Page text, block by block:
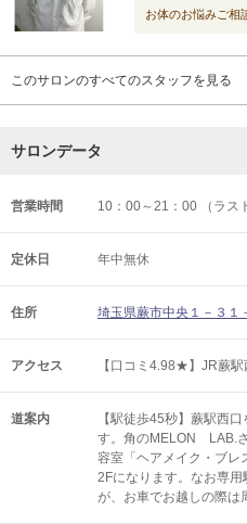
お体のお悩みご相
このサロンのすべてのスタッフを見る
サロンデータ
営業時間 10：00～21：00 （ラス
定休日 年中無休
住所 埼玉県蕨市中央１－３１
アクセス 【口コミ4.98★】JR蕨
道案内
【駅徒歩45秒】蕨駅西
す。角のMELON LAB.
容室「ヘアメイク・ブレ
2Fになります。なお専
が、お車でお越しの際は